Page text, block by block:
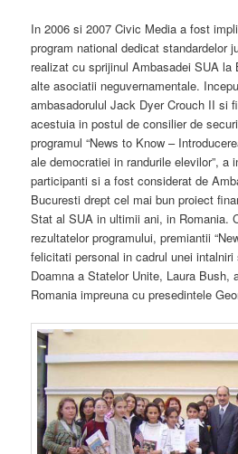
In 2006 si 2007 Civic Media a fost
program national dedicat standardelor
realizat cu sprijinul Ambasadei SUA la
alte asociatii neguvernamentale.
ambasadorulul Jack Dyer Crouch II si
acestuia in postul de consilier de
programul “News to Know –
ale democratiei in randurile elevilor”, a
participanti si a fost considerat de
Bucuresti drept cel mai bun proiect
Stat al SUA in ultimii ani, in Romania.
rezultatelor programului, premiantii
felicitati personal in cadrul unei
Doamna a Statelor Unite, Laura Bush,
Romania impreuna cu presedintele